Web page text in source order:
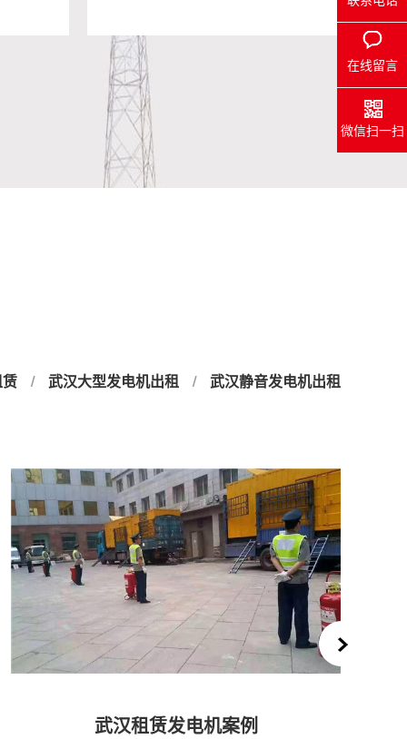
武汉1300KW发电机出租
/ 武汉大型发电机出租 / 武汉静音发电机出租
武汉静音发电机出租
在线留言
微信扫一扫